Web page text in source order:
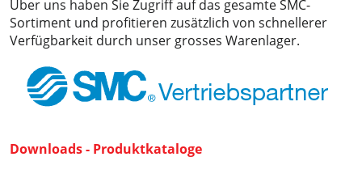
Über uns haben Sie Zugriff auf das gesamte SMC-
Sortiment und profitieren zusätzlich von schnellerer
Verfügbarkeit durch unser grosses Warenlager.
Downloads - Produktkataloge